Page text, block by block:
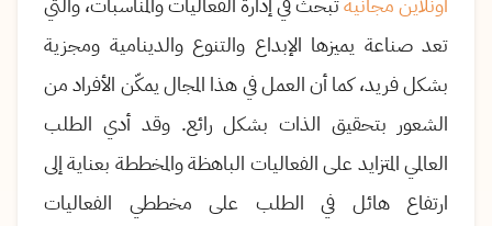
تعد صناعة يميزها الإبداع والتنوع والدينامية ومجزية
بشكل فريد، كما أن العمل في هذا المجال يمكّن الأفراد من
الشعور بتحقيق الذات بشكل رائع. وقد أدي الطلب
العالمي المتزايد على الفعاليات الباهظة والمخططة بعناية إلى
ارتفاع هائل في الطلب على مخططي الفعاليات